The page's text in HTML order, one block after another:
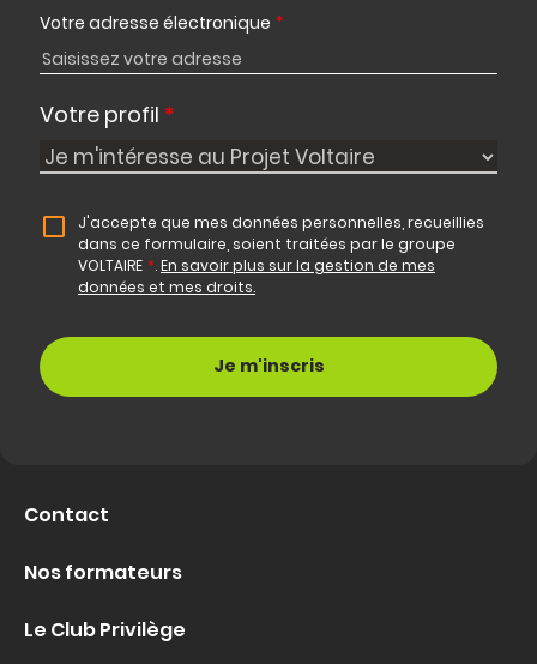
Votre adresse électronique *
Votre profil *
J'accepte que mes données personnelles, recueillies
dans ce formulaire, soient traitées par le groupe
VOLTAIRE *.En savoir plus sur la gestion de mes
données et mes droits.
Contact
Nos formateurs
Le Club Privilège